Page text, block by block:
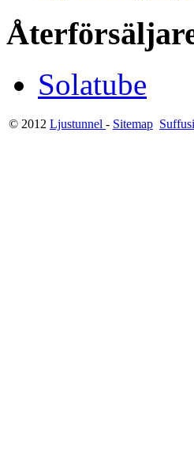
Solatube
© 2012 Ljustunnel - Sitemap